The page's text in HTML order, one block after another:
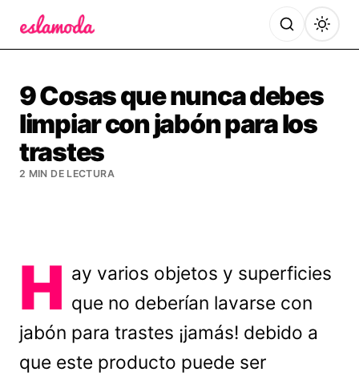
9 Cosas que nunca debes
limpiar con jabón para los
trastes
2 MIN DE LECTURA
H ay varios objetos y superficies
que no deberían lavarse con
jabón para trastes ¡jamás! debido a
que este producto puede ser